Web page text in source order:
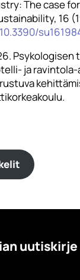
The case
16
Psykologisen
ja
uutiskirje